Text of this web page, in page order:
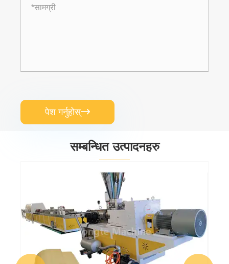
पेश गर्नुहोस्
सम्बन्धित उत्पादनहरु